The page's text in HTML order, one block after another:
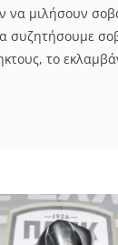
να μιλήσουν
συζητήσουμε
το